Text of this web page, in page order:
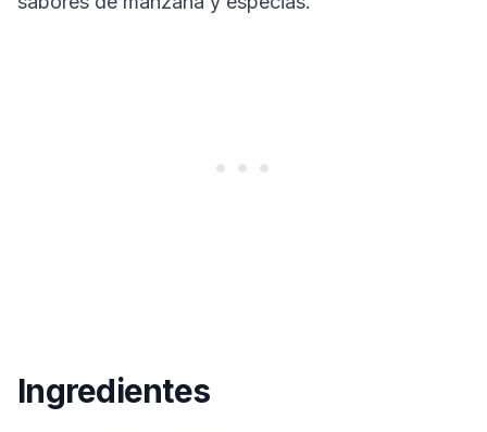
Ingredientes